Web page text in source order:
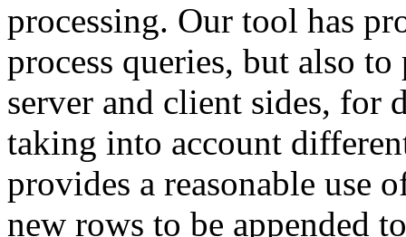
processing. Our tool has
process queries, but also
server and client sides, for
taking into account
provides a reasonable use
new rows to be appended